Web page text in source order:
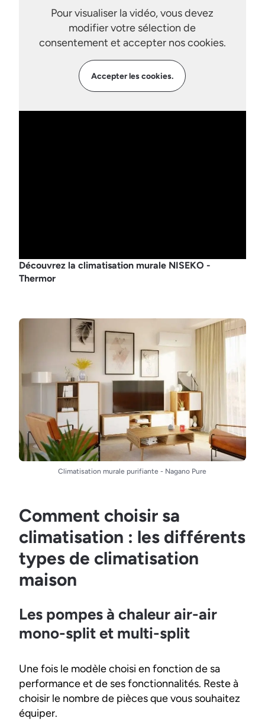
Pour visualiser la vidéo, vous devez
modifier votre sélection de
consentement et accepter nos cookies.
Accepter les cookies.
Découvrez la climatisation murale NISEKO -
Thermor
Climatisation murale purifiante - Nagano Pure
Comment choisir sa
climatisation : les différents
types de climatisation
maison
Les pompes à chaleur air-air
mono-split et multi-split
Une fois le modèle choisi en fonction de sa
performance et de ses fonctionnalités. Reste à
choisir le nombre de pièces que vous souhaitez
équiper.